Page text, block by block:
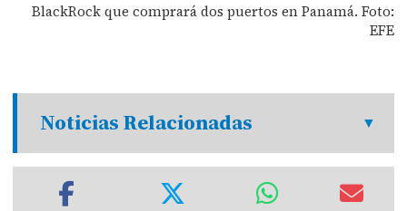
BlackRock que comprará dos puertos en Panamá. Foto:
EFE
Noticias Relacionadas